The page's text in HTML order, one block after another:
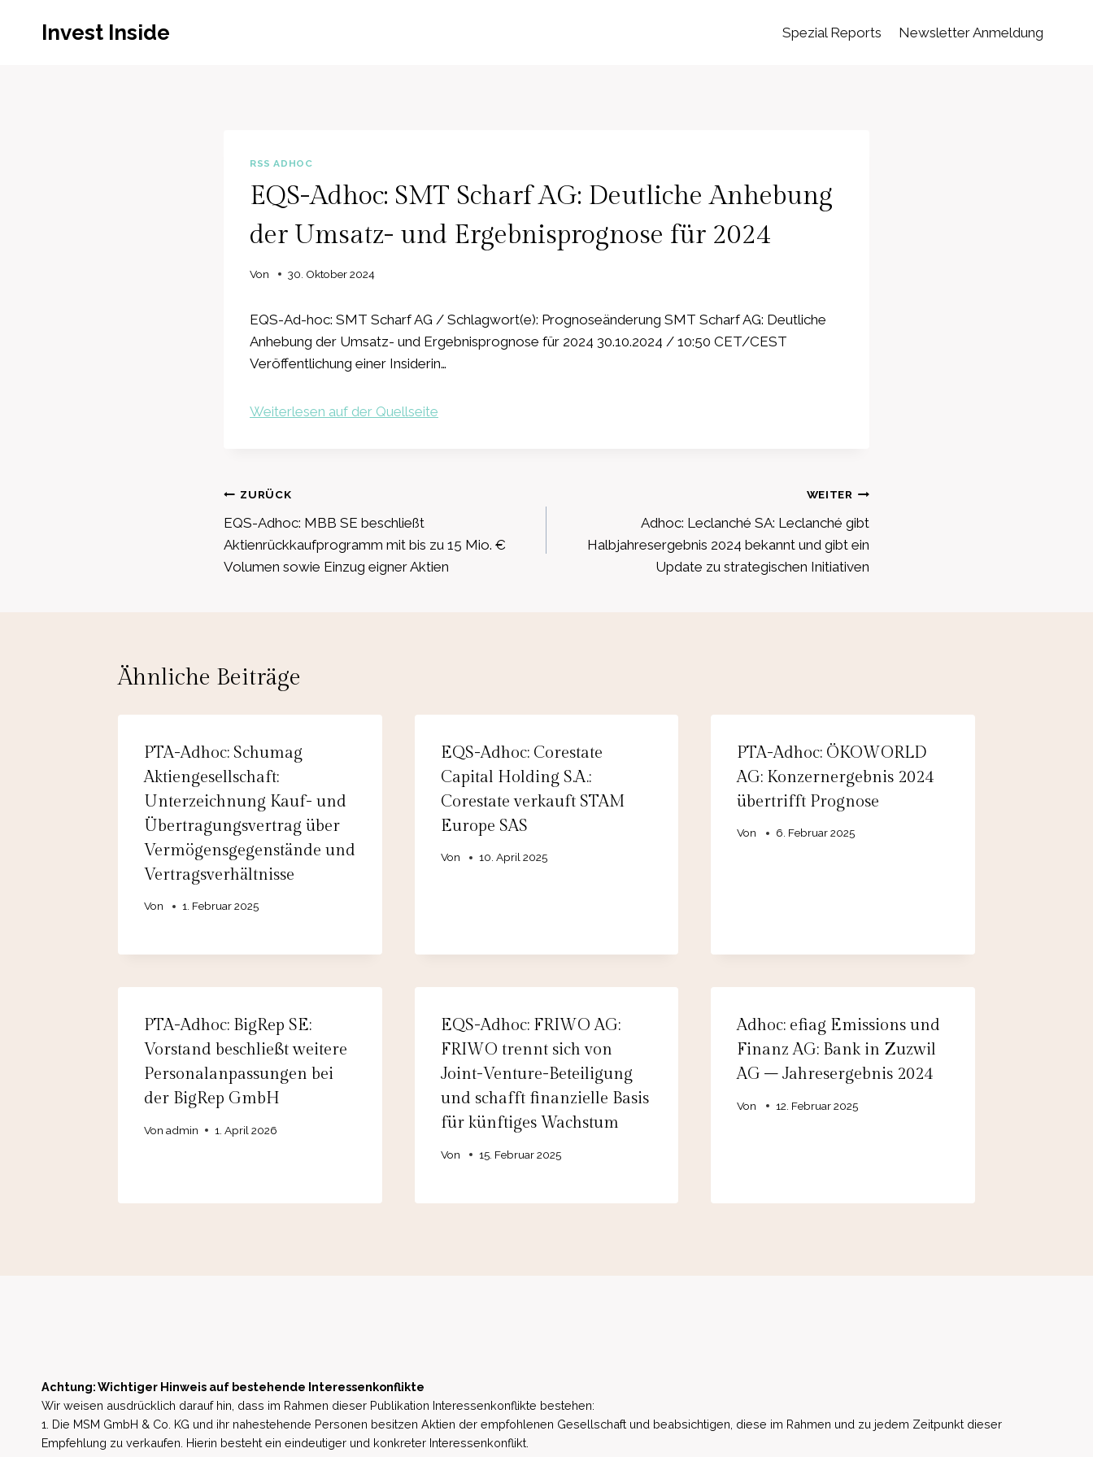
Invest Inside Spezial Reports Newsletter Anmeldung
RSS ADHOC
EQS-Adhoc: SMT Scharf AG: Deutliche Anhebung
der Umsatz- und Ergebnisprognose für 2024
Von 30. Oktober 2024
EQS-Ad-hoc: SMT Scharf AG / Schlagwort(e): Prognoseänderung SMT Scharf AG: Deutliche
Anhebung der Umsatz- und Ergebnisprognose für 2024 30.10.2024 / 10:50 CET/CEST
Veröffentlichung einer Insiderin…
Weiterlesen auf der Quellseite
Beitragsnavigation
ZURÜCK
EQS-Adhoc: MBB SE beschließt
Aktienrückkaufprogramm mit bis zu 15 Mio. €
Volumen sowie Einzug eigner Aktien
WEITER
Adhoc: Leclanché SA: Leclanché gibt
Halbjahresergebnis 2024 bekannt und gibt ein
Update zu strategischen Initiativen
Ähnliche Beiträge
PTA-Adhoc: Schumag
Aktiengesellschaft:
Unterzeichnung Kauf- und
Übertragungsvertrag über
Vermögensgegenstände und
Vertragsverhältnisse
Von 1. Februar 2025
EQS-Adhoc: Corestate
Capital Holding S.A.:
Corestate verkauft STAM
Europe SAS
Von 10. April 2025
PTA-Adhoc: ÖKOWORLD
AG: Konzernergebnis 2024
übertrifft Prognose
Von 6. Februar 2025
PTA-Adhoc: BigRep SE:
Vorstand beschließt weitere
Personalanpassungen bei
der BigRep GmbH
Von admin 1. April 2026
EQS-Adhoc: FRIWO AG:
FRIWO trennt sich von
Joint-Venture-Beteiligung
und schafft finanzielle Basis
für künftiges Wachstum
Von 15. Februar 2025
Adhoc: efiag Emissions und
Finanz AG: Bank in Zuzwil
AG – Jahresergebnis 2024
Von 12. Februar 2025
Achtung: Wichtiger Hinweis auf bestehende Interessenkonflikte
Wir weisen ausdrücklich darauf hin, dass im Rahmen dieser Publikation Interessenkonflikte bestehen:
1. Die MSM GmbH & Co. KG und ihr nahestehende Personen besitzen Aktien der empfohlenen Gesellschaft und beabsichtigen, diese im Rahmen und zu jedem Zeitpunkt dieser
Empfehlung zu verkaufen. Hierin besteht ein eindeutiger und konkreter Interessenkonflikt.